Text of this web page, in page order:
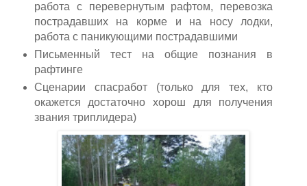
работа с перевернутым рафтом, перевозка
пострадавших на корме и на носу лодки,
работа с паникующими пострадавшими
Письменный тест на общие познания в
рафтинге
Сценарии спасработ (только для тех, кто
окажется достаточно хорош для получения
звания триплидера)